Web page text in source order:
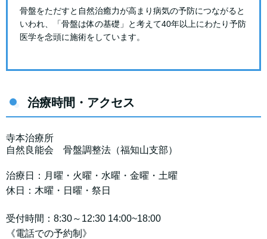
骨盤をただすと自然治癒力が高まり病気の予防につながると
いわれ、「骨盤は体の基礎」と考えて40年以上にわたり予防
医学を念頭に施術をしています。
治療時間・アクセス
寺本治療所
自然良能会 骨盤調整法（福知山支部）
治療日：月曜・火曜・水曜・金曜・土曜
休日：木曜・日曜・祭日
受付時間：8:30～12:30 14:00~18:00
《電話での予約制》